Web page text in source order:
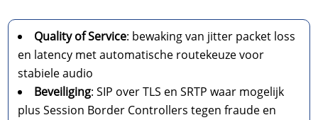
Quality of Service: bewaking van jitter packet loss
en latency met automatische routekeuze voor
stabiele audio
Beveiliging: SIP over TLS en SRTP waar mogelijk
plus Session Border Controllers tegen fraude en